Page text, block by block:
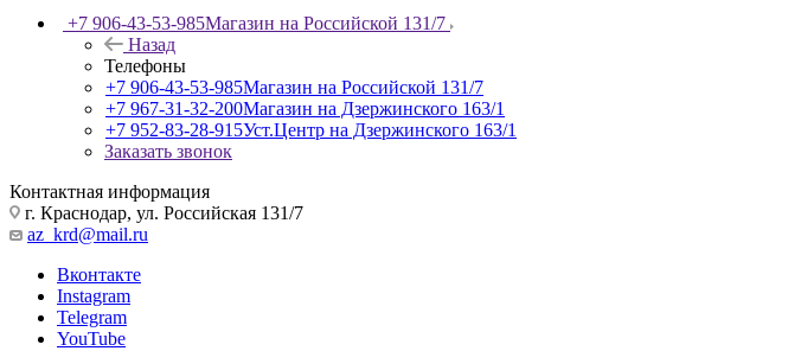
+7 906-43-53-985Магазин на Российской 131/7
Назад
Телефоны
+7 906-43-53-985Магазин на Российской 131/7
+7 967-31-32-200Магазин на Дзержинского 163/1
+7 952-83-28-915Уст.Центр на Дзержинского 163/1
Заказать звонок
Контактная информация
г. Краснодар, ул. Российская 131/7
az_krd@mail.ru
Вконтакте
Instagram
Telegram
YouTube